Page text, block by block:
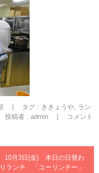
タグ : ききょうや, ラン
投稿者 : admin
コメント
10月3日(金) 本日の日替わ
りランチ 「ユーリンチー」